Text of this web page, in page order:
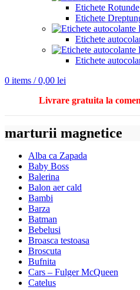
Etichete Rotunde
Etichete
Etichete
Etichete
0 items / 0,00 lei
Livrare gratuita la
marturii magnetice
Alba ca Zapada
Baby Boss
Balerina
Balon aer cald
Bambi
Barza
Batman
Bebelusi
Broasca testoasa
Broscuta
Bufnita
Cars – Fulger McQueen
Catelus